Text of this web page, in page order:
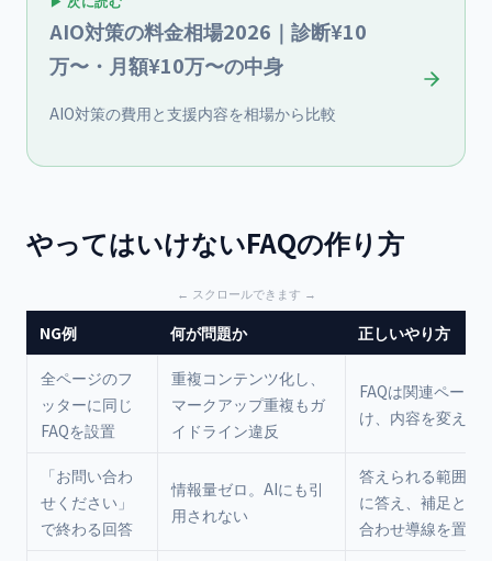
AIO対策の料金相場2026｜診断¥10
万〜・月額¥10万〜の中身
AIO対策の費用と支援内容を相場から比較
やってはいけないFAQの作り方
NG例 何が問題か 正しいやり方
全ページのフ
ッターに同じ
FAQを設置
重複コンテンツ化し、
マークアップ重複もガ
イドライン違反
FAQは関連ページ
け、内容を変えて
「お問い合わ
せください」
で終わる回答
情報量ゼロ。AIにも引
用されない
答えられる範囲で
に答え、補足とし
合わせ導線を置く